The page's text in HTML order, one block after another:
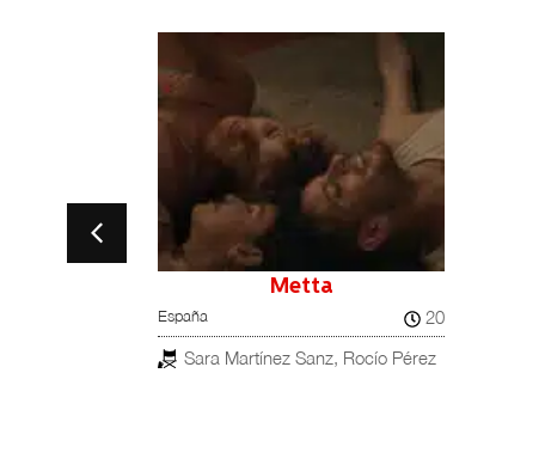
Metta
España
20
Sara Martínez Sanz, Rocío Pérez